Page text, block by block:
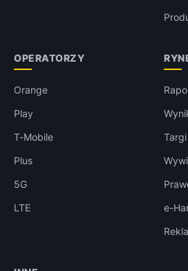
OPERATORZY
Orange
Play
T-Mobile
Plus
5G
LTE
e-